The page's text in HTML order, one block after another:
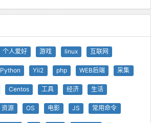
个人爱好 游戏 linux 互联网
Python Yii2 php WEB后端 采集
Centos 工具 经济 生活
资源 OS 电影 JS 常用命令